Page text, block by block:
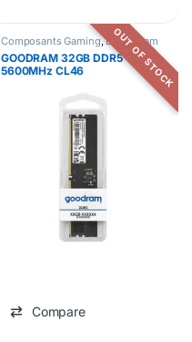
Composants Gaming,DDR5, Ram
GOODRAM 32GB DDR5
5600MHz CL46
Compare
OUT OF STOCK